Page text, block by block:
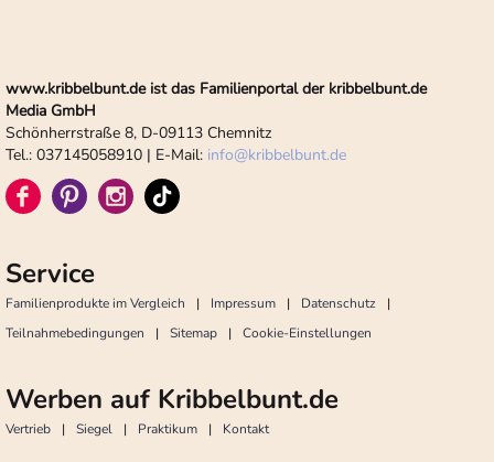
www.kribbelbunt.de ist das Familienportal der kribbelbunt.de
Media GmbH
Schönherrstraße 8, D-09113 Chemnitz
Tel.: 037145058910 | E-Mail: info@kribbelbunt.de
Service
Familienprodukte im Vergleich Impressum
Datenschutz
Teilnahmebedingungen
Sitemap Cookie-Einstellungen
Werben auf Kribbelbunt.de
Vertrieb Siegel Praktikum Kontakt